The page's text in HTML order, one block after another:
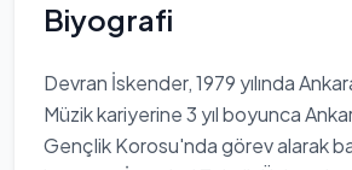
Biyografi
Devran İskender, 1979 yılında
Müzik kariyerine 3 yıl boyunca
Gençlik Korosu'nda görev alarak